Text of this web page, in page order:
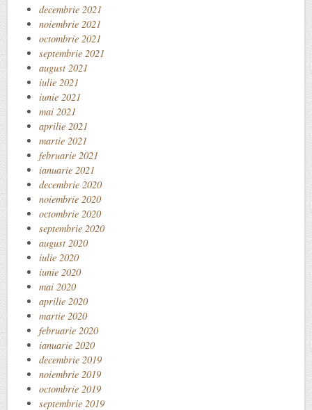
decembrie 2021
noiembrie 2021
octombrie 2021
septembrie 2021
august 2021
iulie 2021
iunie 2021
mai 2021
aprilie 2021
martie 2021
februarie 2021
ianuarie 2021
decembrie 2020
noiembrie 2020
octombrie 2020
septembrie 2020
august 2020
iulie 2020
iunie 2020
mai 2020
aprilie 2020
martie 2020
februarie 2020
ianuarie 2020
decembrie 2019
noiembrie 2019
octombrie 2019
septembrie 2019